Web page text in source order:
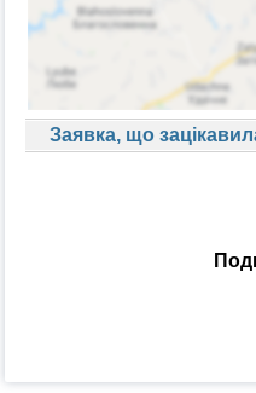
Заявка, що